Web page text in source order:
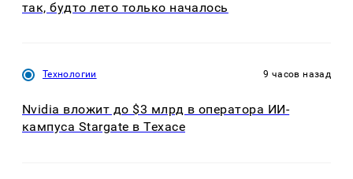
так, будто лето только началось
Технологии 9 часов назад
Nvidia вложит до $3 млрд в оператора ИИ-
кампуса Stargate в Техасе